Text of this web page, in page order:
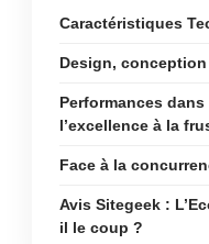
Caractéristiques
Design,
Performances
l’excellence à la
Face à la
Avis Sitegeek :
il le coup ?